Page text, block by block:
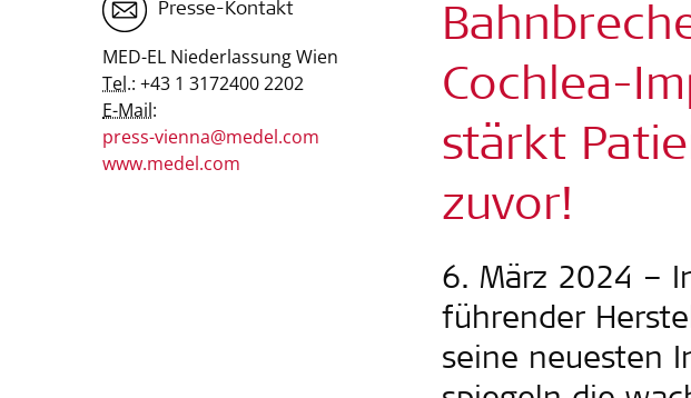
Cochlea-
stärkt
zuvor!
6. März 2024 –
führender
seine neuesten
Presse-Kontakt
MED-EL Niederlassung Wien
Tel.: +43 1 3172400 2202
E-Mail:
press-vienna@medel.com
www.medel.com